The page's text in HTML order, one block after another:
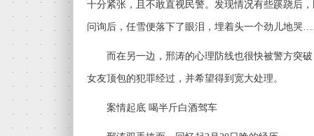
十分紧张，且不敢直视民警。发现情况有些蹊跷后
问询后，任雪便落下了眼泪，埋着头一个劲儿地哭
而在另一边，邢涛的心理防线也很快被警方突破
女友顶包的犯罪经过，并希望得到宽大处理。
案情起底 喝半斤白酒驾车